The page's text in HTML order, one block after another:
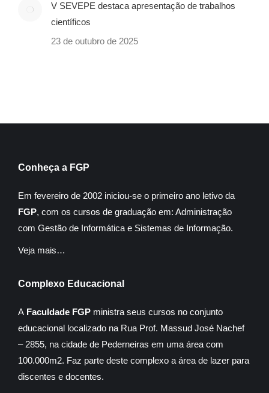
V SEVEPE destaca apresentação de trabalhos
científicos
23 de outubro de 2025
Conheça a FGP
Em fevereiro de 2002 iniciou-se o primeiro ano letivo da
FGP, com os cursos de graduação em: Administração
com Gestão de Informática e Sistemas de Informação.
Veja mais…
Complexo Educacional
A Faculdade FGP ministra seus cursos no conjunto
educacional localizado na Rua Prof. Massud José Nachef
– 2855, na cidade de Pederneiras em uma área com
100.000m2. Faz parte deste complexo a área de lazer para
discentes e docentes.